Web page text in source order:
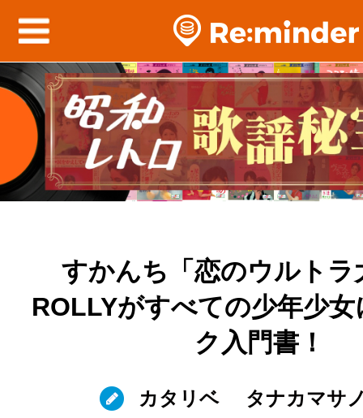
すかんち「恋のウルトラ
ROLLYがすべての少年少
ク入門書！
カタリベ タナカマサ